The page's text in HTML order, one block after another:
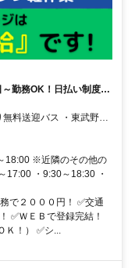
勤務OK！日払い制度あ
18:00 ※近隣のその他の
17:00 ・9:30～18:30 ・
で２０００円！ ✅交通
✅ＷＥＢで登録完結！
Ｋ！） ✅シ...